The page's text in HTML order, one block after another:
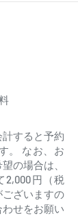
すると予約
。 なお、お
の場合は、
2,000円（税
ざいますの
せをお願い